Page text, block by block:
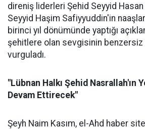
direniş liderleri Şehid Seyyid
Seyyid Haşim Safiyyuddin'in
birinci yıl dönümünde yaptığı
şehitlere olan sevgisinin benzersiz
vurguladı.
"Lübnan Halkı Şehid Nasrallah'ın
Devam Ettirecek"
Şeyh Naim Kasım, el-Ahd haber